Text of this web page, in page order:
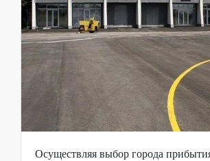
Осуществляя выбор города